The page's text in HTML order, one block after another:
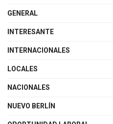
GENERAL
INTERESANTE
INTERNACIONALES
LOCALES
NACIONALES
NUEVO BERLÍN